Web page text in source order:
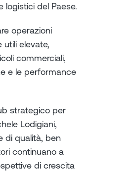
logistici del Paese.
operazioni
elevate,
commerciali,
e le performance
strategico per
Lodigiani,
di qualità, ben
continuano a
di crescita